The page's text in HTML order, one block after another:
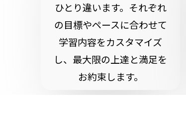
ひとり違います。それぞれ
の目標やペースに合わせて
学習内容をカスタマイズ
し、最大限の上達と満足を
お約束します。